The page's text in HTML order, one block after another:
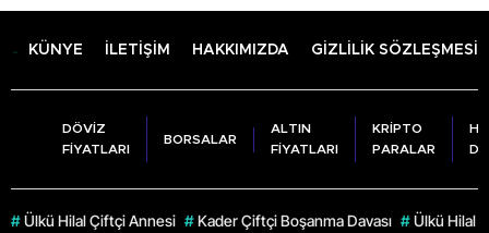
KÜNYE İLETİŞİM HAKKIMIZDA GİZLİLİK SÖZLEŞMESİ
DÖVİZ
FİYATLARI
BORSALAR
ALTIN
FİYATLARI
KRİPTO
PARALAR
# Ülkü Hilal Çiftçi Annesi # Kader Çiftçi Boşanma Davası # Ülkü Hilal